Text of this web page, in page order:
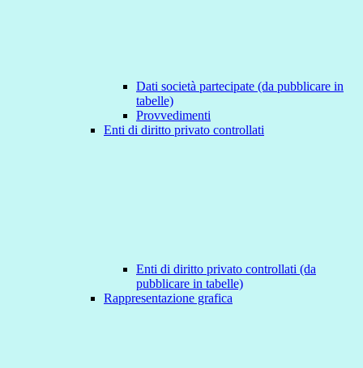
Dati società partecipate (da pubblicare in
tabelle)
Provvedimenti
Enti di diritto privato controllati
Enti di diritto privato controllati (da
pubblicare in tabelle)
Rappresentazione grafica